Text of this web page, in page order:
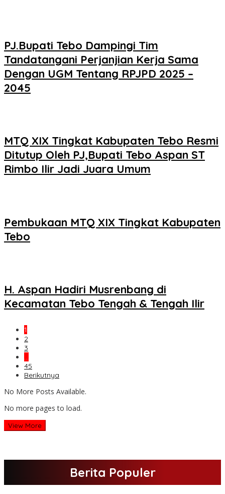
PJ.Bupati Tebo Dampingi Tim
Tandatangani Perjanjian Kerja Sama
Dengan UGM Tentang RPJPD 2025 –
2045
MTQ XIX Tingkat Kabupaten Tebo Resmi
Ditutup Oleh PJ,Bupati Tebo Aspan ST
Rimbo Ilir Jadi Juara Umum
Pembukaan MTQ XIX Tingkat Kabupaten
Tebo
H. Aspan Hadiri Musrenbang di
Kecamatan Tebo Tengah & Tengah Ilir
1
2
3
…
45
Berikutnya
No More Posts Available.
No more pages to load.
View More
Berita Populer